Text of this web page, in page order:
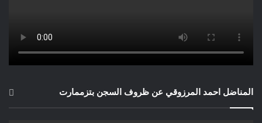
المناضل احمد المرزوقي عن ظروف السجن بتزممارت